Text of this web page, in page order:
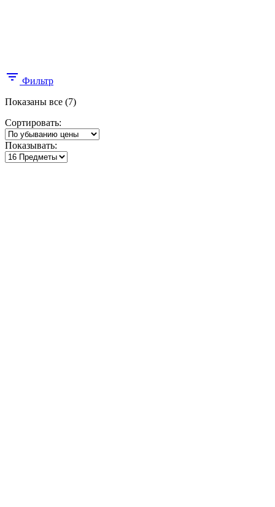
Фильтр
Показаны все (7)Цены:
Сортировать:
Показывать: